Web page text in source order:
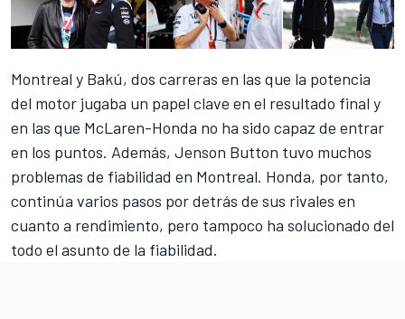
Montreal y Bakú, dos carreras en las que la potencia
del motor jugaba un papel clave en el resultado final y
en las que McLaren-Honda no ha sido capaz de entrar
en los puntos. Además, Jenson Button tuvo muchos
problemas de fiabilidad en Montreal. Honda, por tanto,
continúa varios pasos por detrás de sus rivales en
cuanto a rendimiento, pero tampoco ha solucionado del
todo el asunto de la fiabilidad.